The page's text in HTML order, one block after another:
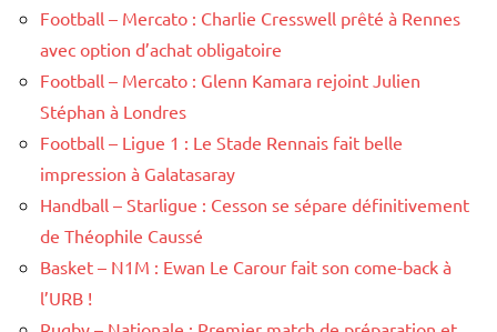
Football – Mercato : Charlie Cresswell prêté à Rennes
avec option d’achat obligatoire
Football – Mercato : Glenn Kamara rejoint Julien
Stéphan à Londres
Football – Ligue 1 : Le Stade Rennais fait belle
impression à Galatasaray
Handball – Starligue : Cesson se sépare définitivement
de Théophile Caussé
Basket – N1M : Ewan Le Carour fait son come-back à
l’URB !